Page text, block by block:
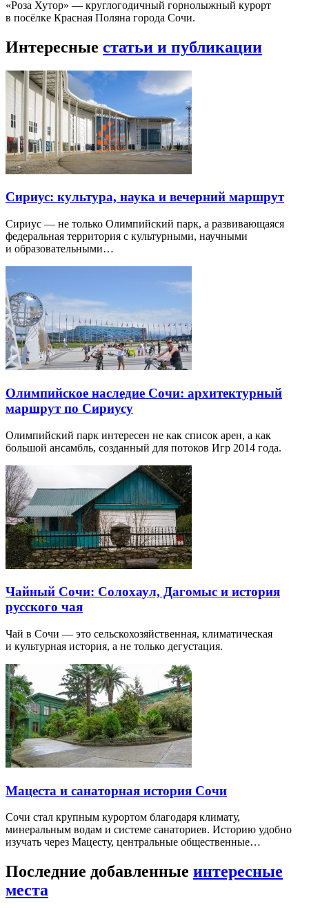
«Роза Хутор» — круглогодичный горнолыжный курорт
в посёлке Красная Поляна города Сочи.
Интересные статьи и публикации
Сириус: культура, наука и вечерний маршрут
Сириус — не только Олимпийский парк, а развивающаяся
федеральная территория с культурными, научными
и образовательными…
Олимпийское наследие Сочи: архитектурный
маршрут по Сириусу
Олимпийский парк интересен не как список арен, а как
большой ансамбль, созданный для потоков Игр 2014 года.
Чайный Сочи: Солохаул, Дагомыс и история
русского чая
Чай в Сочи — это сельскохозяйственная, климатическая
и культурная история, а не только дегустация.
Мацеста и санаторная история Сочи
Сочи стал крупным курортом благодаря климату,
минеральным водам и системе санаториев. Историю удобно
изучать через Мацесту, центральные общественные…
Последние добавленные интересные
места